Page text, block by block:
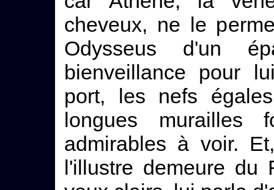
cheveux, ne le
Odysseus d'un
bienveillance pour
port, les nefs
longues murailles
admirables à voir.
l'illustre demeure du